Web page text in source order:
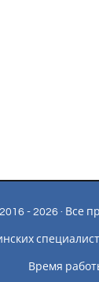
- 2026 · Все
Время